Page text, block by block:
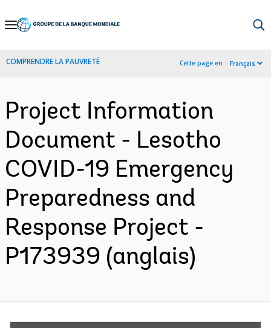
Skip
Navigation
COMPRENDRE LA PAUVRETÉ Cette page en : Français
Project Information
Document - Lesotho
COVID-19 Emergency
Preparedness and
Response Project -
P173939 (anglais)